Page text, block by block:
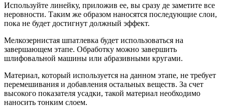
Используйте линейку, приложив ее, вы сразу де заметите все
неровности. Таким же образом наносятся последующие слои,
пока не будет достигнут должный эффект.
Мелкозернистая шпатлевка будет использоваться на
завершающем этапе. Обработку можно завершить
шлифовальной машины или абразивными кругами.
Материал, который используется на данном этапе, не требует
перемешивания и добавления остальных веществ. За счет
высокого показателя усадки, такой материал необходимо
наносить тонким слоем.